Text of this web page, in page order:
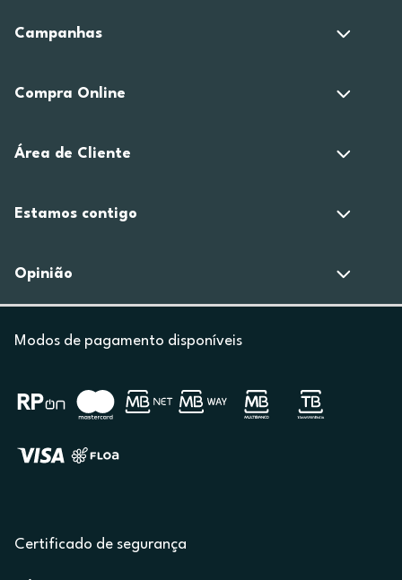
Campanhas
Compra Online
Área de Cliente
Estamos contigo
Opinião
Modos de pagamento disponíveis
Certificado de segurança